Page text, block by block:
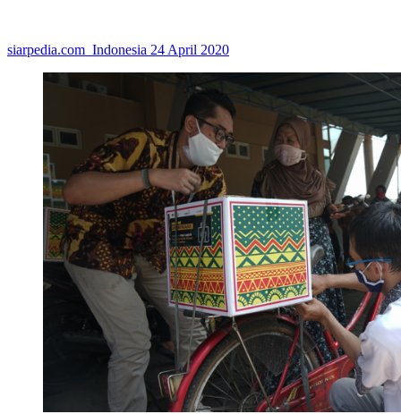
siarpedia.com_Indonesia 24 April 2020